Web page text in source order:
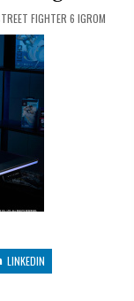
FIGHTER 6 IGROM
LINKEDIN